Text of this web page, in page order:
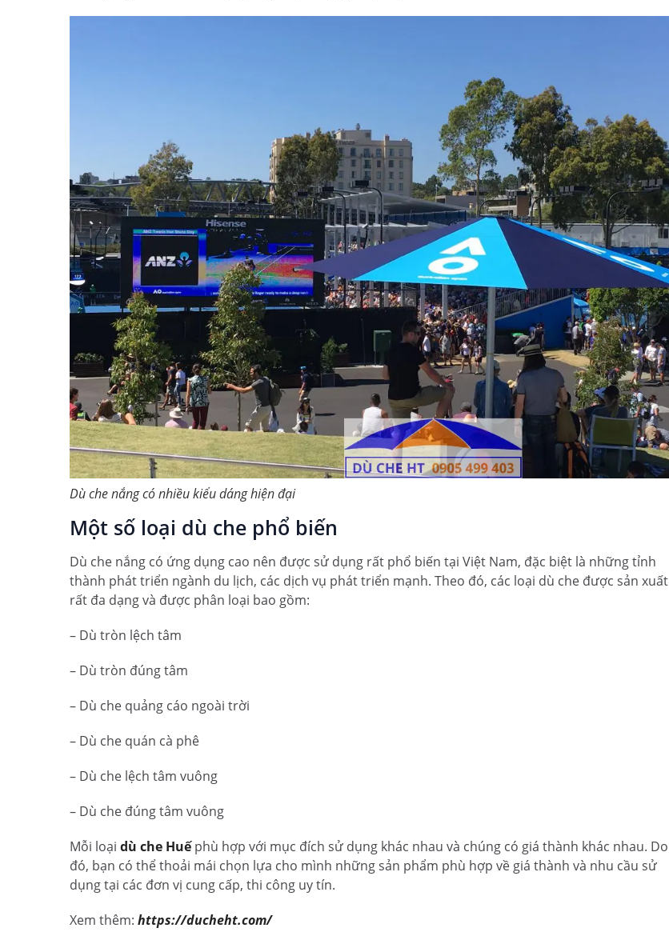
Dù che nắng có nhiều kiểu dáng hiện đại
Một số loại dù che phổ biến
Dù che nắng có ứng dụng cao nên được sử dụng rất phổ biến tại Việt Nam, đặc biệt là những tỉnh
thành phát triển ngành du lịch, các dịch vụ phát triển mạnh. Theo đó, các loại dù che được sản xuất
rất đa dạng và được phân loại bao gồm:
– Dù tròn lệch tâm
– Dù tròn đúng tâm
– Dù che quảng cáo ngoài trời
– Dù che quán cà phê
– Dù che lệch tâm vuông
– Dù che đúng tâm vuông
Mỗi loại dù che Huếphù hợp với mục đích sử dụng khác nhau và chúng có giá thành khác nhau. Do
đó, bạn có thể thoải mái chọn lựa cho mình những sản phẩm phù hợp về giá thành và nhu cầu sử
dụng tại các đơn vị cung cấp, thi công uy tín.
Xem thêm: https://ducheht.com/